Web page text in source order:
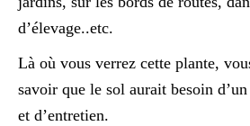
d’élevage..etc.
Là où vous verrez cette plante,
savoir que le sol aurait besoin d’un
et d’entretien.